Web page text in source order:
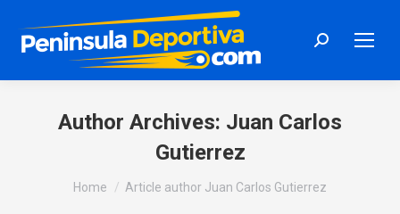
Search:
Author Archives: Juan Carlos
Gutierrez
You are here:
Home Article author Juan Carlos Gutierrez